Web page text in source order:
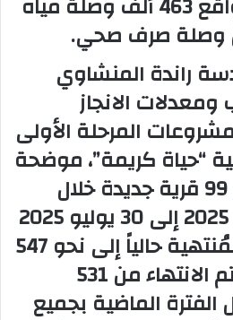
راندة المنشاوي
الانجاز
المرحلة الأولى
“حياة كريمة”، موضحة
أنه تم الانتهاء من 99 قرية جديدة خلال
الفترة من 11 مايو 2025 إلى 30 يوليو 2025
ليصل عدد القرى المُنتهية حالياً إلى نحو 547
قرية، مضيفة أنه تم الانتهاء من 531
الماضية بجميع